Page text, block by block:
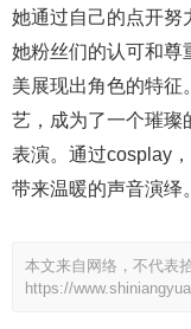
她通过自己的点开努
她粉丝们的认可和尊
美展现出角色的特征
艺，成为了一个璀璨
表演。通过cosplay
带来温暖的声音演绎。
本文来自网络，不代表
https://